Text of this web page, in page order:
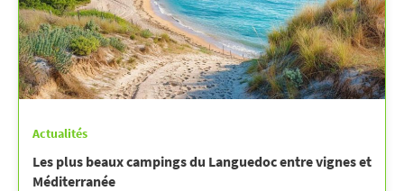
Actualités
Les plus beaux campings du Languedoc entre vignes et
Méditerranée